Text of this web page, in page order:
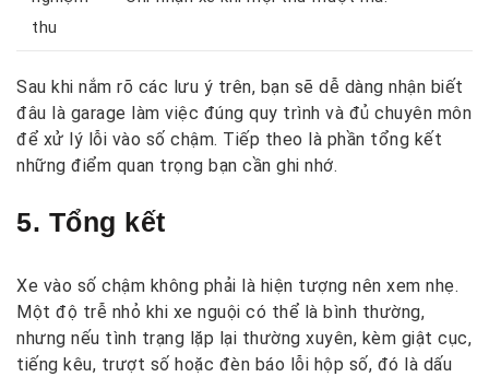
thu
Sau khi nắm rõ các lưu ý trên, bạn sẽ dễ dàng nhận biết
đâu là garage làm việc đúng quy trình và đủ chuyên môn
để xử lý lỗi vào số chậm. Tiếp theo là phần tổng kết
những điểm quan trọng bạn cần ghi nhớ.
5. Tổng kết
Xe vào số chậm không phải là hiện tượng nên xem nhẹ.
Một độ trễ nhỏ khi xe nguội có thể là bình thường,
nhưng nếu tình trạng lặp lại thường xuyên, kèm giật cục,
tiếng kêu, trượt số hoặc đèn báo lỗi hộp số, đó là dấu